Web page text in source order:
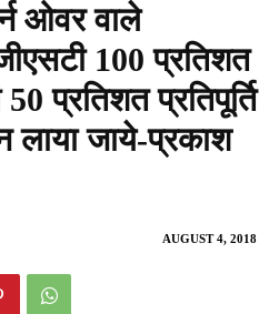
ओवर वाले
100 प्रतिशत
प्रतिशत प्रतिपूर्ति
लाया जाये-प्रकाश
AUGUST 4, 2018